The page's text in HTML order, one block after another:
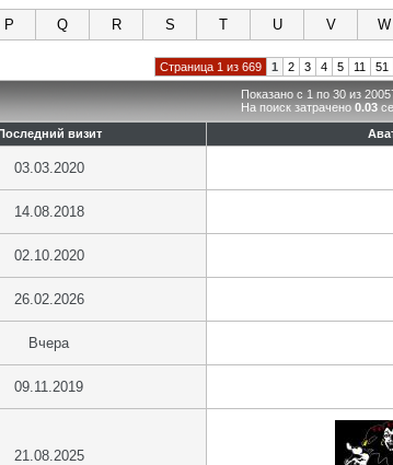
P Q R S T U V W
Страница 1 из 669 1 2 3 4 5 11 51
Показано с 1 по 30 из
На поиск затрачено 0.03
визит
03.03.2020
14.08.2018
02.10.2020
26.02.2026
Вчера
09.11.2019
21.08.2025